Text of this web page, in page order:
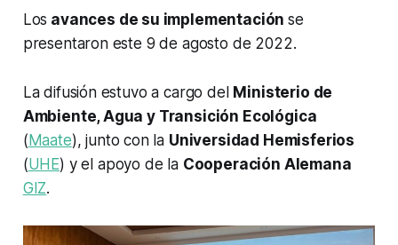
Los avances de su implementaciónse
presentaron este 9 de agosto de 2022.
La difusión estuvo a cargo del Ministerio de
Ambiente, Agua y Transición Ecológica
(Maate), junto con la Universidad Hemisferios
(UHE) y el apoyo de la Cooperación Alemana
GIZ.